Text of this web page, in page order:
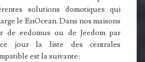
solutions domotiques qui
le EnOcean. Dans nos maisons
de eedomus ou de Jeedom par
jour la liste des centrales
est la suivante: